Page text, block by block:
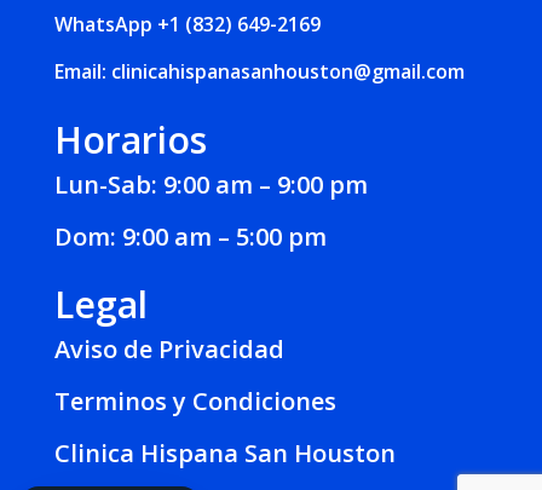
WhatsApp +1 (832) 649-2169
Email: clinicahispanasanhouston@gmail.com
Horarios
Lun-Sab: 9:00 am – 9:00 pm
Dom: 9:00 am – 5:00 pm
Legal
Aviso de Privacidad
Terminos y Condiciones
Clinica Hispana San Houston